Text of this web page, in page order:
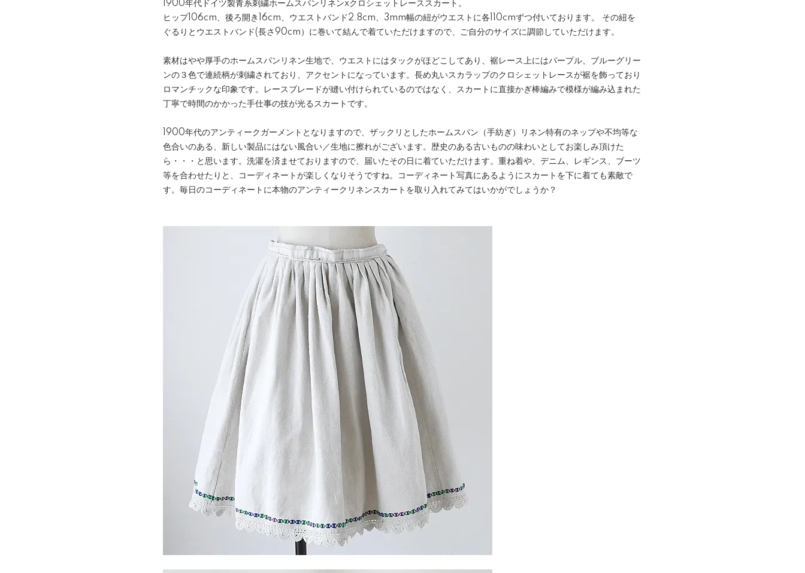
1900年代ドイツ製青系刺繍ホームスパンリネンxクロシェットレーススカート。
ヒップ106cm、後ろ開き16cm、ウエストバンド2.8cm、3mm幅の紐がウエストに各110cmずつ付いております。 その紐を
ぐるりとウエストバンド(長さ90cm）に巻いて結んで着ていただけますので、ご自分のサイズに調節していただけます。
素材はやや厚手のホームスパンリネン生地で、ウエストにはタックがほどこしてあり、裾レース上にはパープル、ブルーグリー
ンの３色で連続柄が刺繍されており、アクセントになっています。長め丸いスカラップのクロシェットレースが裾を飾っており
ロマンチックな印象です。レースブレードが縫い付けられているのではなく、スカートに直接かぎ棒編みで模様が編み込まれた
丁寧で時間のかかった手仕事の技が光るスカートです。
1900年代のアンティークガーメントとなりますので、ザックリとしたホームスパン（手紡ぎ）リネン特有のネップや不均等な
色合いのある、新しい製品にはない風合い／生地に擦れがございます。歴史のある古いものの味わいとしてお楽しみ頂けた
ら・・・と思います。洗濯を済ませておりますので、届いたその日に着ていただけます。重ね着や、デニム、レギンス、ブーツ
等を合わせたりと、コーディネートが楽しくなりそうですね。コーディネート写真にあるようにスカートを下に着ても素敵で
す。毎日のコーディネートに本物のアンティークリネンスカートを取り入れてみてはいかがでしょうか？